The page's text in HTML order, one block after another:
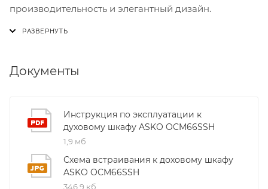
производительность и элегантный дизайн.
огне. Удобная панель управления с сенсорными
лишних проверок.
Одним из ключевых преимуществ модели является
система автоматической очистки конвекторной
печи. Встроенный парогенератор удаляет жир и
Документы
Инструкция по эксплуатации к
духовому шкафу ASKO OCM66SSH
1,9 мб
Схема встраивания к доховому шкафу
ASKO OCM66SSH
346,9 кб